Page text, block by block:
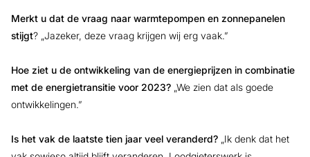
Merkt u dat de vraag naar warmtepompen en zonnepanelen
stijgt? „Jazeker, deze vraag krijgen wij erg vaak.”
Hoe ziet u de ontwikkeling van de energieprijzen in combinatie
met de energietransitie voor 2023? „We zien dat als goede
ontwikkelingen.”
Is het vak de laatste tien jaar veel veranderd? „Ik denk dat het